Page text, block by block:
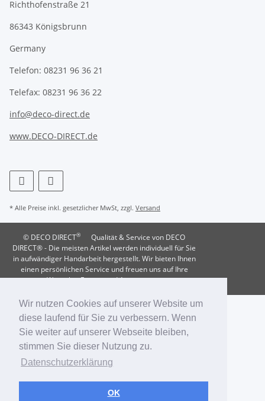
Wir nutzen Cookies auf unserer Website um
diese laufend für Sie zu verbessern. Wenn
Sie weiter auf unserer Webseite bleiben,
stimmen Sie dieser Nutzung zu.
Datenschutzerklärung
OK
Richthofenstraße 21
86343 Königsbrunn
Germany
Telefon: 08231 96 36 21
Telefax: 08231 96 36 22
info@deco-direct.de
www.DECO-DIRECT.de
* Alle Preise inkl. gesetzlicher MwSt, zzgl. Versand
© DECO DIRECT®
Qualität & Service von DECO
DIRECT® - Die meisten Artikel werden individuell für Sie
in aufwändiger Handarbeit hergestellt. Wir bieten Ihnen
einen persönlichen Service und freuen uns auf Ihre
Wünsche, Fragen und Anregungen.